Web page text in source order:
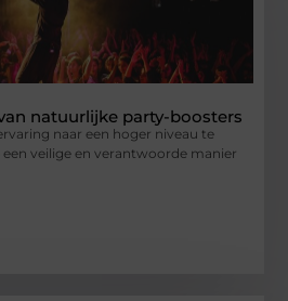
natuurlijke party-boosters
naar een hoger niveau te
veilige en verantwoorde manier